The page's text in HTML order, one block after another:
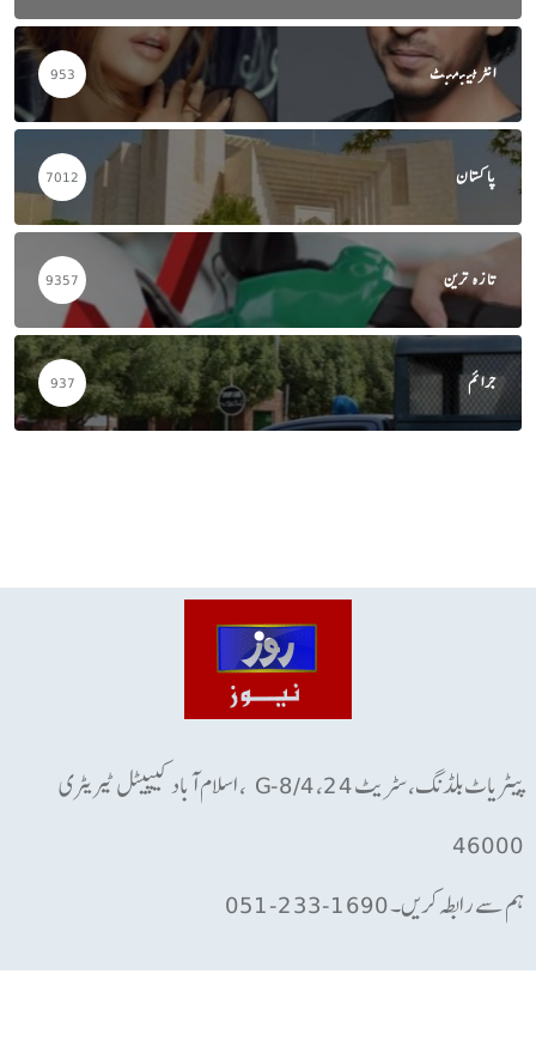
انٹرٹینمنٹ 953
پاکستان 7012
تازہ ترین 9357
جرائم 937
پیٹریاٹ بلڈنگ، سٹریٹ 24، G-8/4 ، اسلام آباد کیپیٹل ٹیریٹری
46000
ہم سے رابطہ کریں۔ 1690-233-051